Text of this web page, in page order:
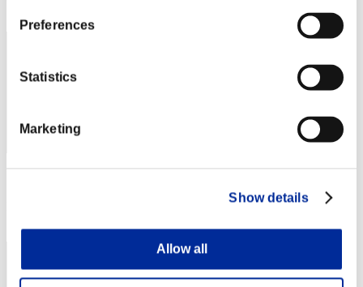
Preferences
Statistics
Marketing
Show details
Allow all